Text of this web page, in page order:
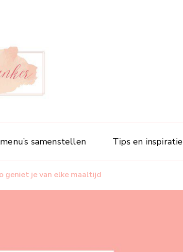
je slanker
samenstellen Tips en inspiratie
geniet je van elke maaltijd